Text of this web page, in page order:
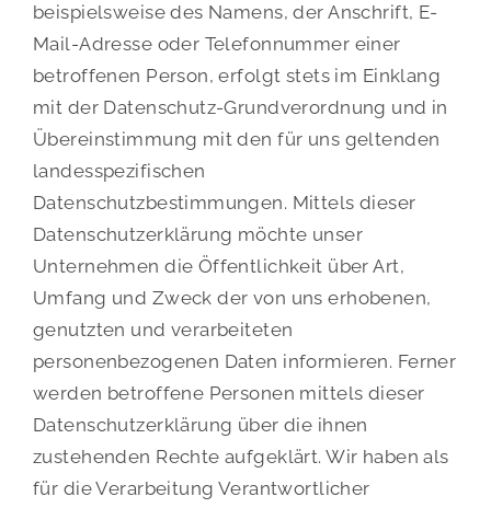
beispielsweise des Namens, der Anschrift, E-
Mail-Adresse oder Telefonnummer einer
betroffenen Person, erfolgt stets im Einklang
mit der Datenschutz-Grundverordnung und in
Übereinstimmung mit den für uns geltenden
landesspezifischen
Datenschutzbestimmungen. Mittels dieser
Datenschutzerklärung möchte unser
Unternehmen die Öffentlichkeit über Art,
Umfang und Zweck der von uns erhobenen,
genutzten und verarbeiteten
personenbezogenen Daten informieren. Ferner
werden betroffene Personen mittels dieser
Datenschutzerklärung über die ihnen
zustehenden Rechte aufgeklärt. Wir haben als
für die Verarbeitung Verantwortlicher